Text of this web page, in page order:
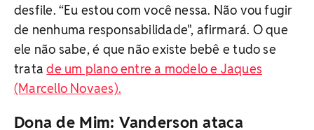
desfile. “Eu estou com você nessa. Não vou fugir
de nenhuma responsabilidade", afirmará. O que
ele não sabe, é que não existe bebê e tudo se
tratade um plano entre a modelo e Jaques
(Marcello Novaes).
Dona de Mim: Vanderson ataca